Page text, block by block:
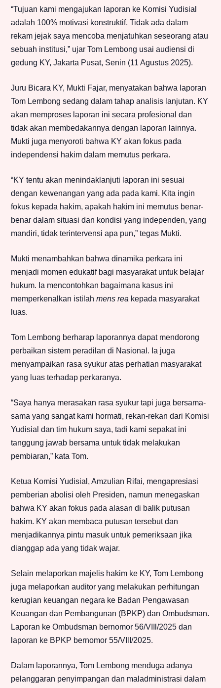
“Tujuan kami mengajukan laporan ke Komisi Yudisial
adalah 100% motivasi konstruktif. Tidak ada dalam
rekam jejak saya mencoba menjatuhkan seseorang atau
sebuah institusi,” ujar Tom Lembong usai audiensi di
gedung KY, Jakarta Pusat, Senin (11 Agustus 2025).
Juru Bicara KY, Mukti Fajar, menyatakan bahwa laporan
Tom Lembong sedang dalam tahap analisis lanjutan. KY
akan memproses laporan ini secara profesional dan
tidak akan membedakannya dengan laporan lainnya.
Mukti juga menyoroti bahwa KY akan fokus pada
independensi hakim dalam memutus perkara.
“KY tentu akan menindaklanjuti laporan ini sesuai
dengan kewenangan yang ada pada kami. Kita ingin
fokus kepada hakim, apakah hakim ini memutus benar-
benar dalam situasi dan kondisi yang independen, yang
mandiri, tidak terintervensi apa pun,” tegas Mukti.
Mukti menambahkan bahwa dinamika perkara ini
menjadi momen edukatif bagi masyarakat untuk belajar
hukum. Ia mencontohkan bagaimana kasus ini
memperkenalkan istilah mens rea kepada masyarakat
luas.
Tom Lembong berharap laporannya dapat mendorong
perbaikan sistem peradilan di Nasional. Ia juga
menyampaikan rasa syukur atas perhatian masyarakat
yang luas terhadap perkaranya.
“Saya hanya merasakan rasa syukur tapi juga bersama-
sama yang sangat kami hormati, rekan-rekan dari Komisi
Yudisial dan tim hukum saya, tadi kami sepakat ini
tanggung jawab bersama untuk tidak melakukan
pembiaran,” kata Tom.
Ketua Komisi Yudisial, Amzulian Rifai, mengapresiasi
pemberian abolisi oleh Presiden, namun menegaskan
bahwa KY akan fokus pada alasan di balik putusan
hakim. KY akan membaca putusan tersebut dan
menjadikannya pintu masuk untuk pemeriksaan jika
dianggap ada yang tidak wajar.
Selain melaporkan majelis hakim ke KY, Tom Lembong
juga melaporkan auditor yang melakukan perhitungan
kerugian keuangan negara ke Badan Pengawasan
Keuangan dan Pembangunan (BPKP) dan Ombudsman.
Laporan ke Ombudsman bernomor 56/VIIl/2025 dan
laporan ke BPKP bernomor 55/VIlI/2025.
Dalam laporannya, Tom Lembong menduga adanya
pelanggaran penyimpangan dan maladministrasi dalam